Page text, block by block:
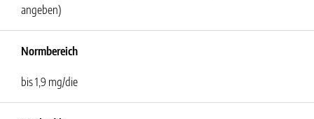
angeben)
Normbereich
bis 1,9 mg/die